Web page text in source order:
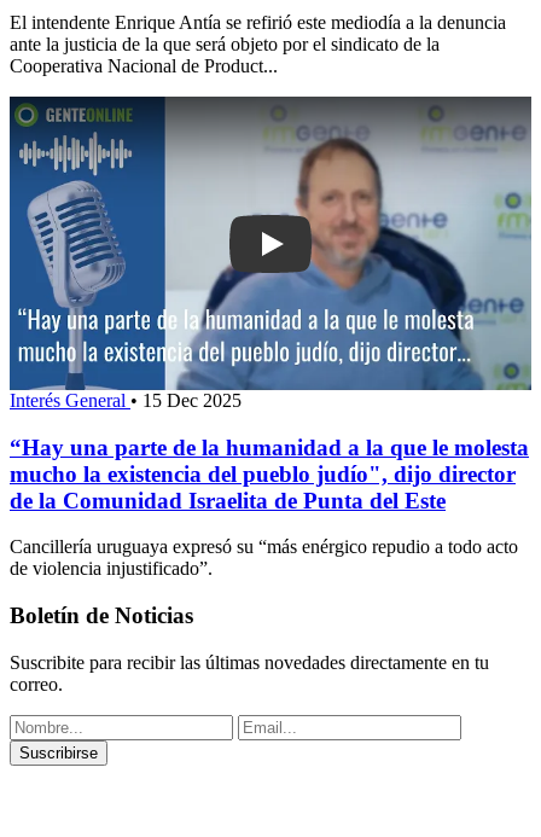
El intendente Enrique Antía se refirió este mediodía a la denuncia
ante la justicia de la que será objeto por el sindicato de la
Cooperativa Nacional de Product...
Play: “Hay una parte de la
Interés General • 15 Dec 2025
“Hay una parte de la humanidad a la que le molesta
mucho la existencia del pueblo judío", dijo director
de la Comunidad Israelita de Punta del Este
Cancillería uruguaya expresó su “más enérgico repudio a todo acto
de violencia injustificado”.
Boletín de Noticias
Suscribite para recibir las últimas novedades directamente en tu
correo.
Suscribirse